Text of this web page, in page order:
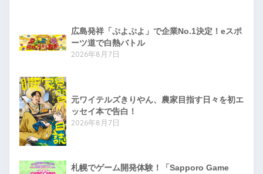
広島発祥「ぷよぷよ」で企業No.1決定！eスポ
ーツ道で白熱バトル
2026年8月7日
元ワイテルズきりやん、農家目指す日々を初エ
ッセイ本で告白！
2026年8月7日
札幌でゲーム開発体験！「Sapporo Game